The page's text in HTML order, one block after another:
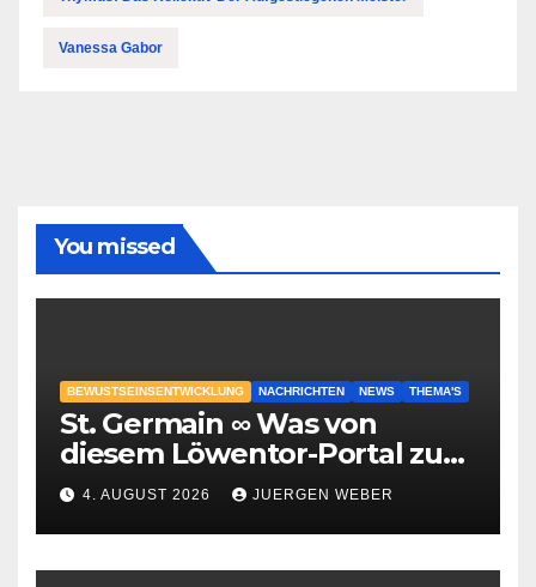
Vanessa Gabor
You missed
BEWUSTSEINSENTWICKLUNG NACHRICHTEN NEWS THEMA'S
St. Germain ∞ Was von
diesem Löwentor-Portal zu
erwarten ist
4. AUGUST 2026 JUERGEN WEBER